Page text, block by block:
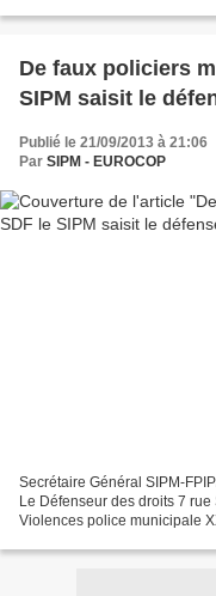
De faux policiers
SIPM saisit le
Publié le 21/09/2013 à 21:06
Par SIPM - EUROCOP
Secrétaire Général SIPM-
Le Défenseur des droits 7
Violences police municipale